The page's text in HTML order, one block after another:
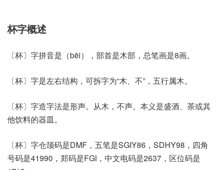
杯字概述
〔杯〕字拼音是（bēi），部首是木部，总笔画是8画。
〔杯〕字是左右结构，可拆字为“木、不”，五行属木。
〔杯〕字造字法是形声。从木，不声。本义是盛酒、茶或其
他饮料的器皿。
〔杯〕字仓颉码是DMF，五笔是SGIY86，SDHY98，四角
号码是41990，郑码是FGI，中文电码是2637，区位码是